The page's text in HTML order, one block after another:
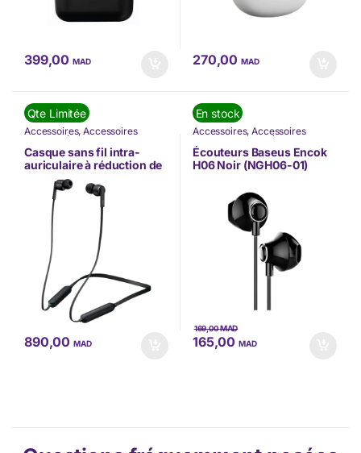
399,00MAD 270,00MAD
Qte Limitée
Accessoires,Accessoires
Marques,TÉLÉPHONIE,
Téléphonie & Tablette
Casque sans fil intra-
auriculaire à réduction de
bruit Noir (HA-FX65BN-B-
890,00MAD
En stock
Accessoires,Accessoires
Marques,TÉLÉPHONIE,
Téléphonie & Tablette
Écouteurs Baseus Encok
H06 Noir (NGH06-01)
165,00MAD
169,00MAD